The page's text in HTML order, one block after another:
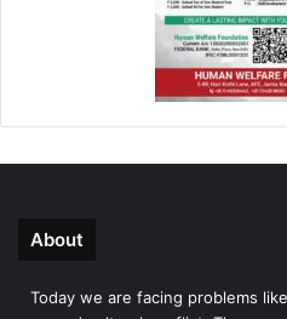
About
Today we are facing problems